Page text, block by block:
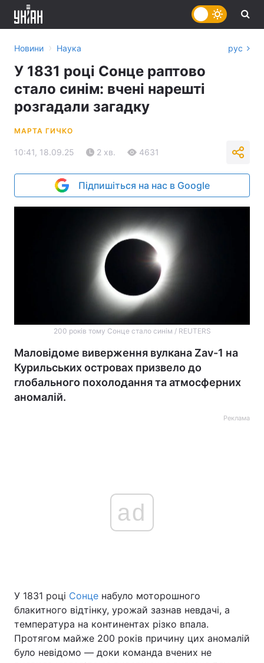
Політика
Економіка Світ
Спорт Наука
Новини › Наука рус
У 1831 році Сонце раптово
стало синім: вчені нарешті
розгадали загадку
МАРТА ГИЧКО
10:41, 18.09.25 2 хв. 4631
Підпишіться на нас в Google
200 років тому Сонце стало синім / REUTERS
Маловідоме виверження вулкана Zav-1 на
Курильських островах призвело до
глобального похолодання та атмосферних
аномалій.
Реклама
ad
У 1831 році Сонце набуло моторошного
блакитного відтінку, урожай зазнав невдачі, а
температура на континентах різко впала.
Протягом майже 200 років причину цих аномалій
було невідомо — доки команда вчених не